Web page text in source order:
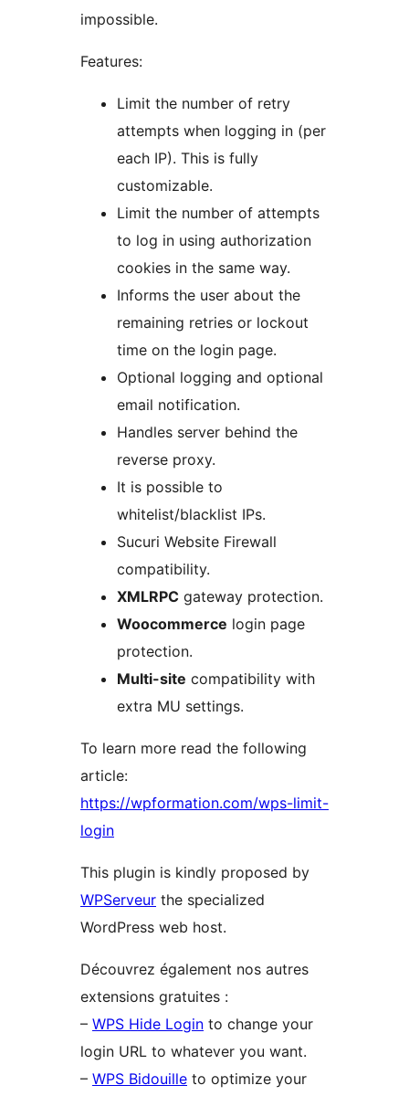
impossible.
Features:
Limit the number of retry
attempts when logging in (per
each IP). This is fully
customizable.
Limit the number of attempts
to log in using authorization
cookies in the same way.
Informs the user about the
remaining retries or lockout
time on the login page.
Optional logging and optional
email notification.
Handles server behind the
reverse proxy.
It is possible to
whitelist/blacklist IPs.
Sucuri Website Firewall
compatibility.
XMLRPC gateway protection.
Woocommerce login page
protection.
Multi-site compatibility with
extra MU settings.
To learn more read the following
article:
https://wpformation.com/wps-limit-
login
This plugin is kindly proposed by
WPServeur the specialized
WordPress web host.
Découvrez également nos autres
extensions gratuites :
– WPS Hide Login to change your
login URL to whatever you want.
– WPS Bidouille to optimize your